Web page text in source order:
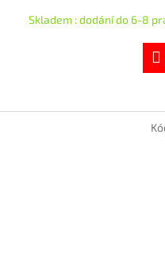
Skladem : dodání do 6-8